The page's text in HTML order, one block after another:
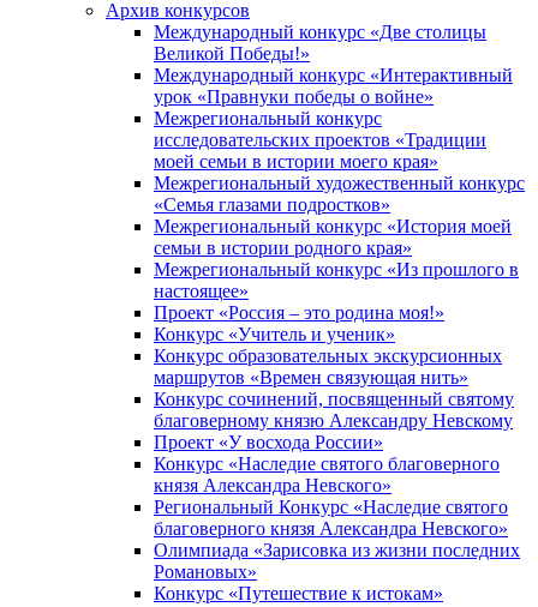
Архив конкурсов
Международный конкурс «Две столицы
Великой Победы!»
Международный конкурс «Интерактивный
урок «Правнуки победы о войне»
Межрегиональный конкурс
исследовательских проектов «Традиции
моей семьи в истории моего края»
Межрегиональный художественный конкурс
«Семья глазами подростков»
Межрегиональный конкурс «История моей
семьи в истории родного края»
Межрегиональный конкурс «Из прошлого в
настоящее»
Проект «Россия – это родина моя!»
Конкурс «Учитель и ученик»
Конкурс образовательных экскурсионных
маршрутов «Времен связующая нить»
Конкурс сочинений, посвященный святому
благоверному князю Александру Невскому
Проект «У восхода России»
Конкурс «Наследие святого благоверного
князя Александра Невского»
Региональный Конкурс «Наследие святого
благоверного князя Александра Невского»
Олимпиада «Зарисовка из жизни последних
Романовых»
Конкурс «Путешествие к истокам»